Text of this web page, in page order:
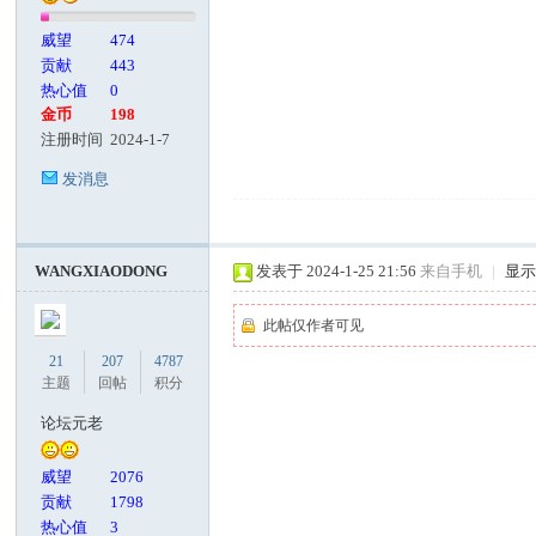
威望
474
贡献
443
热心值
0
金币
198
注册时间 2024-1-7
发消息
WANGXIAODONG
21
主题
207
回帖
4787
积分
论坛元老
威望
2076
贡献
1798
热心值
3
发表于 2024-1-25 21:56 来自手机 | 显
此帖仅作者可见